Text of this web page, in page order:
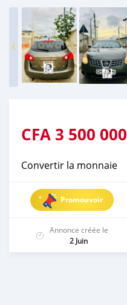
CFA 3 500 000
Convertir la monnaie
Promouvoir
Annonce créée le
2 Juin